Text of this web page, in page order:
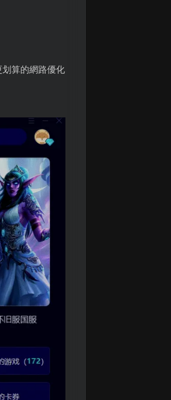
算的網路優化